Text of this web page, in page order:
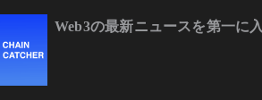
Web3の最新ニュースを第一に